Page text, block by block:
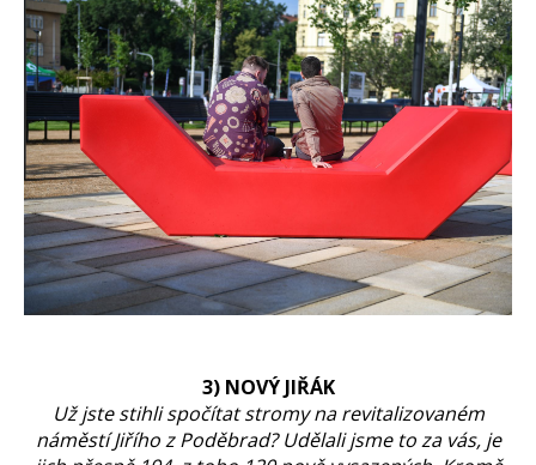
3) NOVÝ JIŘÁK
Už jste stihli spočítat stromy na revitalizovaném
náměstí Jiřího z Poděbrad? Udělali jsme to za vás, je